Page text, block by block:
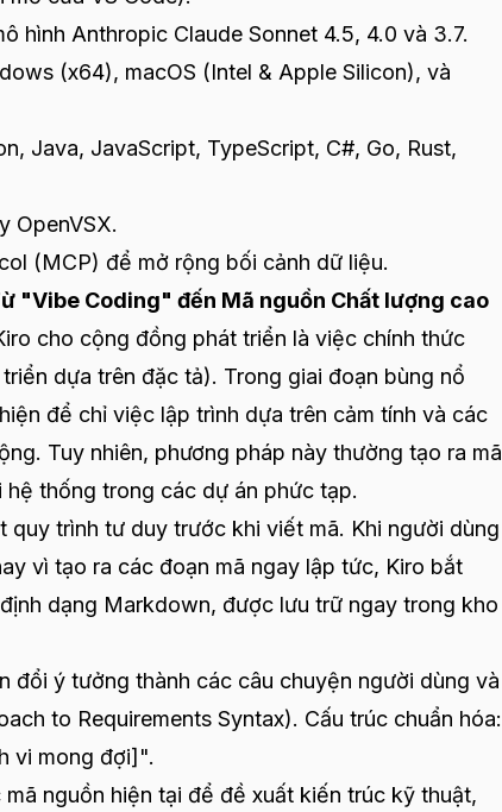
hình Anthropic Claude Sonnet 4.5, 4.0 và 3.7.
(x64), macOS (Intel & Apple Silicon), và
Java, JavaScript, TypeScript, C#, Go, Rust,
OpenVSX.
(MCP) để mở rộng bối cảnh dữ liệu.
"Vibe Coding" đến Mã nguồn Chất lượng cao
cho cộng đồng phát triển là việc chính thức
dựa trên đặc tả). Trong giai đoạn bùng nổ
để chỉ việc lập trình dựa trên cảm tính và các
Tuy nhiên, phương pháp này thường tạo ra mã
thống trong các dự án phức tạp.
trình tư duy trước khi viết mã. Khi người dùng
vì tạo ra các đoạn mã ngay lập tức, Kiro bắt
dạng Markdown, được lưu trữ ngay trong kho
đổi ý tưởng thành các câu chuyện người dùng và
to Requirements Syntax). Cấu trúc chuẩn hóa:
vi mong đợi]".
mã nguồn hiện tại để đề xuất kiến trúc kỹ thuật,